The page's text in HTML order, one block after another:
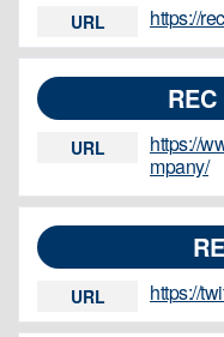
URL https://
URL
https://
mpany/
URL https://